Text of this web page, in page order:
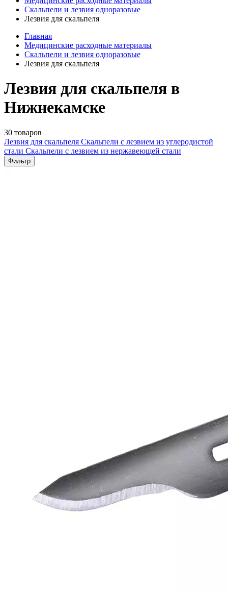
Скальпели и лезвия одноразовые
Лезвия для скальпеля
Главная
Медицинские расходные материалы
Скальпели и лезвия одноразовые
Лезвия для скальпеля
Лезвия для скальпеля в
Нижнекамске
30 товаров
Лезвия для скальпеля Скальпели с лезвием из углеродистой
стали Скальпели с лезвием из нержавеющей стали
Фильтр